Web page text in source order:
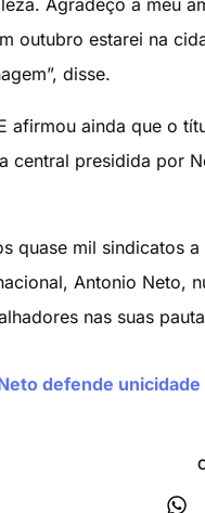
outubro estarei na
disse.
afirmou ainda que o
central presidida por
quase mil sindicatos
Antonio Neto,
nas suas
defende